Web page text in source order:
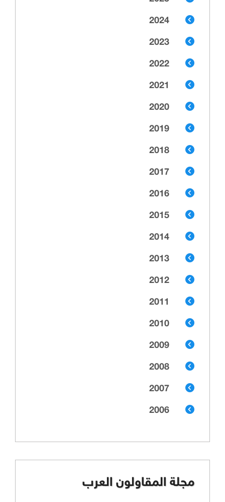
2024
2023
2022
2021
2020
2019
2018
2017
2016
2015
2014
2013
2012
2011
2010
2009
2008
2007
2006
مجلة المقاولون العرب